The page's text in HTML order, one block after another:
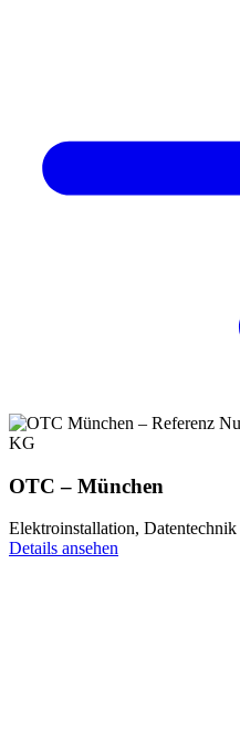
OTC – München
Elektroinstallation,
Details ansehen